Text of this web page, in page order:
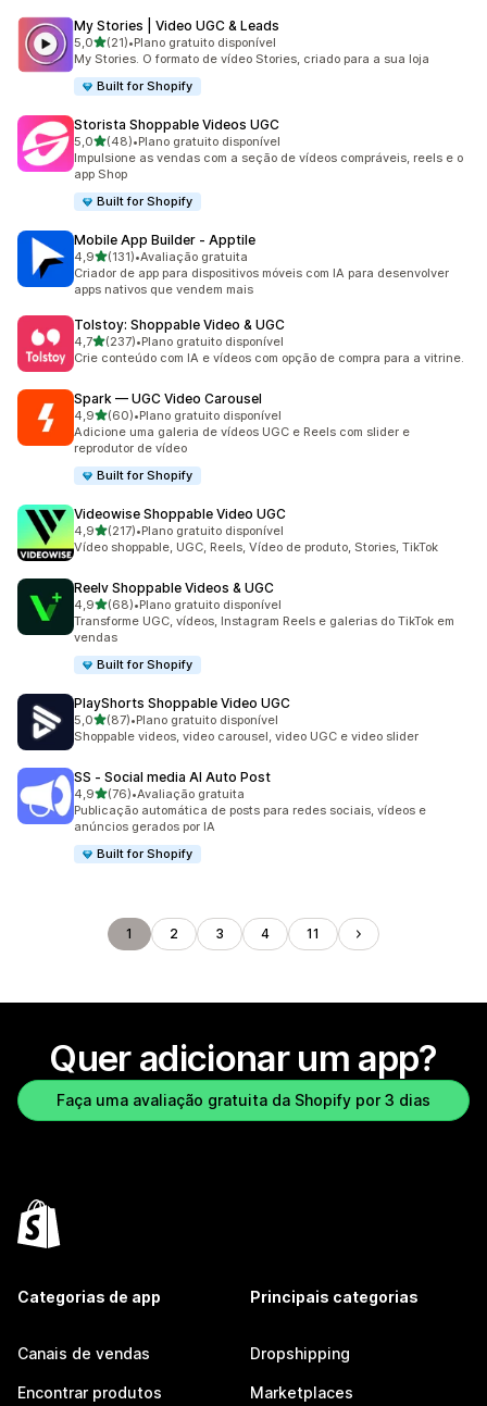
My Stories | Video UGC & Leads
5,0de 5 estrelas
(21)
21 avaliações ao todo
•Plano gratuito disponível
My Stories. O formato de vídeo Stories, criado para a sua loja
Built for Shopify
Storista Shoppable Videos UGC
5,0de 5 estrelas
(48)
48 avaliações ao todo
•Plano gratuito disponível
Impulsione as vendas com a seção de vídeos compráveis, reels e o
app Shop
Built for Shopify
Mobile App Builder ‑ Apptile
4,9de 5 estrelas
(131)
131 avaliações ao todo
•Avaliação gratuita
Criador de app para dispositivos móveis com IA para desenvolver
apps nativos que vendem mais
Tolstoy: Shoppable Video & UGC
4,7de 5 estrelas
(237)
237 avaliações ao todo
•Plano gratuito disponível
Crie conteúdo com IA e vídeos com opção de compra para a vitrine.
Spark — UGC Video Carousel
4,9de 5 estrelas
(60)
60 avaliações ao todo
•Plano gratuito disponível
Adicione uma galeria de vídeos UGC e Reels com slider e
reprodutor de vídeo
Built for Shopify
Videowise Shoppable Video UGC
4,9de 5 estrelas
(217)
217 avaliações ao todo
•Plano gratuito disponível
Vídeo shoppable, UGC, Reels, Vídeo de produto, Stories, TikTok
Reelv Shoppable Videos & UGC
4,9de 5 estrelas
(68)
68 avaliações ao todo
•Plano gratuito disponível
Transforme UGC, vídeos, Instagram Reels e galerias do TikTok em
vendas
Built for Shopify
PlayShorts Shoppable Video UGC
5,0de 5 estrelas
(87)
87 avaliações ao todo
•Plano gratuito disponível
Shoppable videos, video carousel, video UGC e video slider
SS ‑ Social media AI Auto Post
4,9de 5 estrelas
(76)
76 avaliações ao todo
•Avaliação gratuita
Publicação automática de posts para redes sociais, vídeos e
anúncios gerados por IA
Built for Shopify
1 2 3 4 11
Quer adicionar um app?
Faça uma avaliação gratuita da Shopify por 3 dias
Categorias de app
Canais de vendas
Encontrar produtos
Principais categorias
Dropshipping
Marketplaces